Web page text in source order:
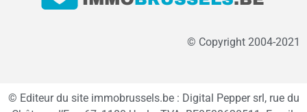
© Copyright 2004-2021
© Editeur du site immobrussels.be : Digital Pepper srl, rue du